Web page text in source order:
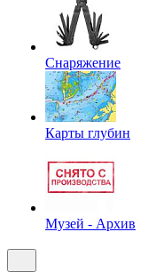
Снаряжение
Карты глубин
Музей - Архив